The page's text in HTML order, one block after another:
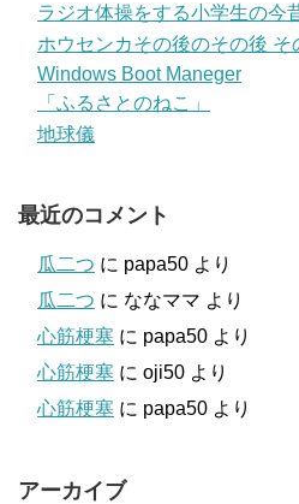
ラジオ体操をする小学生の今
ホウセンカその後のその後 そ
Windows Boot Maneger
「ふるさとのねこ」
地球儀
最近のコメント
瓜二つ に papa50 より
瓜二つ に ななママ より
心筋梗塞 に papa50 より
心筋梗塞 に oji50 より
心筋梗塞 に papa50 より
アーカイブ